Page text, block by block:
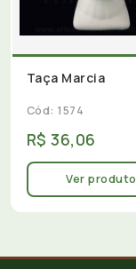
Taça Marcia
Cód: 1574
R$ 36,06
Ver produto